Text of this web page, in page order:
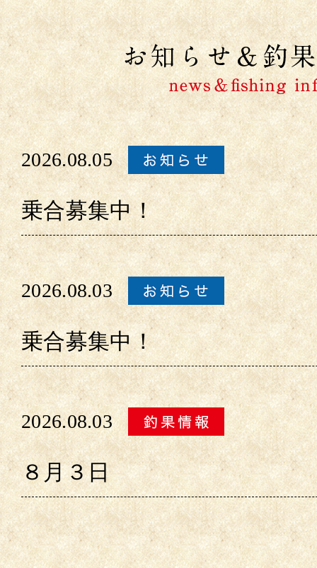
2026.08.05
乗合募集中！
2026.08.03
乗合募集中！
2026.08.03
８月３日